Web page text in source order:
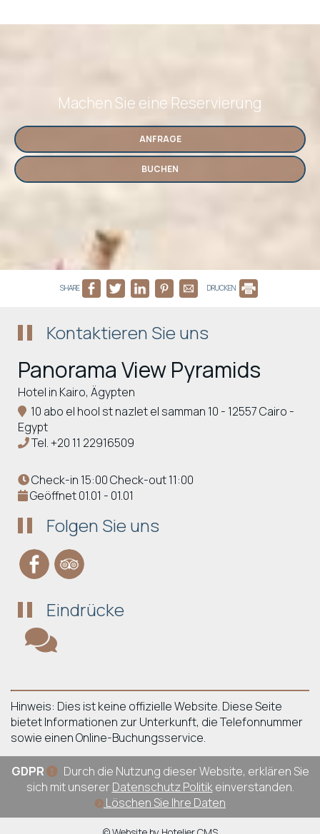
Machen Sie eine Reservierung
ANFRAGE
BUCHEN
SHARE DRUCKEN
Kontaktieren Sie uns
Panorama View Pyramids
Hotel in Kairo, Ägypten
10 abo el hool st nazlet el samman 10 - 12557 Cairo -
Egypt
Tel.+20 11 22916509
Check-in 15:00 Check-out 11:00
Geöffnet 01.01 - 01.01
Folgen Sie uns
Eindrücke
Hinweis: Dies ist keine offizielle Website. Diese Seite
bietet Informationen zur Unterkunft, die Telefonnummer
sowie einen Online-Buchungsservice.
GDPR
Durch die Nutzung dieser Website, erklären Sie
sich mit unserer Datenschutz Politikeinverstanden.
Löschen Sie Ihre Daten